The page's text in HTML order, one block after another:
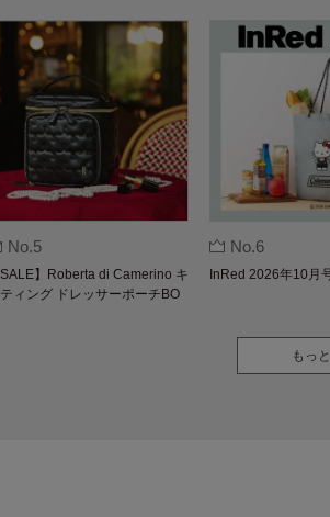
No.5
SALE】Roberta di Camerino キ
ィング ドレッサーポーチBO
No.6
InRed 2026年10月
もっ